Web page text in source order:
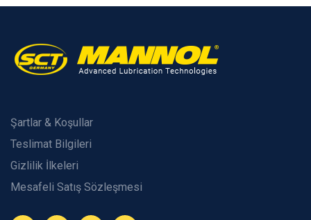
Şartlar & Koşullar
Teslimat Bilgileri
Gizlilik İlkeleri
Mesafeli Satış Sözleşmesi